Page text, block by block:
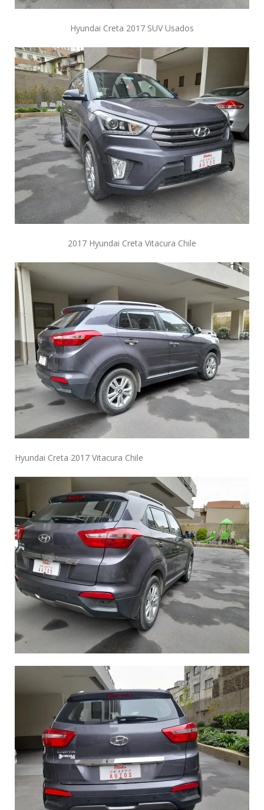
Hyundai Creta 2017 SUV Usados
2017 Hyundai Creta Vitacura Chile
Hyundai Creta 2017 Vitacura Chile